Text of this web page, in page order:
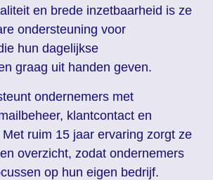
en brede inzetbaarheid is ze
ondersteuning voor
hun dagelijkse
graag uit handen geven.
ondernemers met
klantcontact en
ruim 15 jaar ervaring zorgt ze
overzicht, zodat ondernemers
op hun eigen bedrijf.